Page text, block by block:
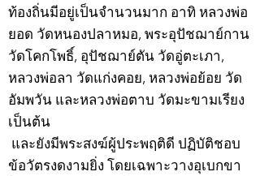
ท้องถิ่นมีอยู่เป็นจำนวนมาก อาทิ หลวงพ่อ
ยอด วัดหนองปลาหมอ, พระอุปัชฌาย์กาน
วัดโคกโพธิ์, อุปัชฌาย์ตัน วัดอู่ตะเภา,
หลวงพ่อลา วัดแก่งคอย, หลวงพ่อย้อย วัด
อัมพวัน และหลวงพ่อตาบ วัดมะขามเรียง
เป็นต้น
และยังมีพระสงฆ์ผู้ประพฤติดี ปฏิบัติชอบ
ข้อวัตรงดงามยิ่ง โดยเฉพาะวางอุเบกขา